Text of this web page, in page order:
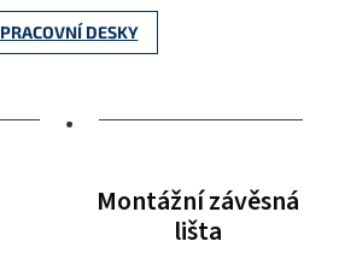
PRACOVNÍ DESKY
•
Montážní závěsná
lišta